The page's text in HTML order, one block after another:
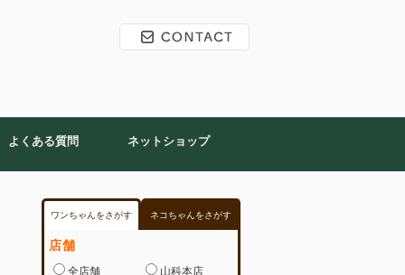
よくある質問 ネットショップ
ワンちゃんをさがす ネコちゃんをさがす
店舗
全店舗
山科本店